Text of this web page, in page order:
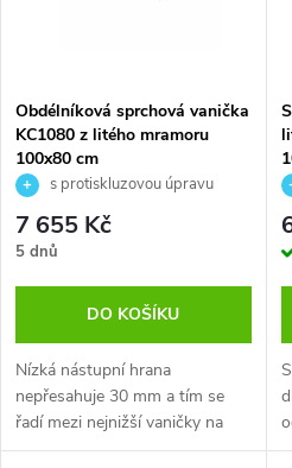
Obdélníková sprchová vanička
KC1080 z litého mramoru
100x80 cm
s protiskluzovou úpravu
7 655 Kč
5 dnů
DO KOŠÍKU
Nízká nástupní hrana
nepřesahuje 30 mm a tím se
řadí mezi nejnižší vaničky na
trhu.